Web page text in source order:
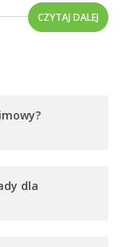
CZYTAJ DALEJ
dla